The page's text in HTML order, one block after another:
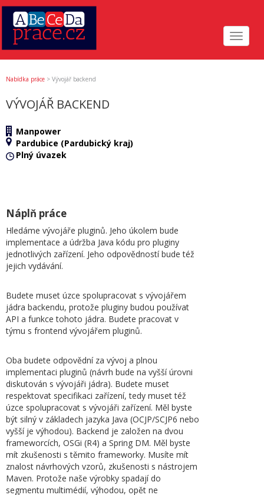
Toggle
Nabídka práce > Vývojář backend
VÝVOJÁŘ BACKEND
Manpower
Pardubice (Pardubický kraj)
Plný úvazek
Náplň práce
Hledáme vývojáře pluginů. Jeho úkolem bude
implementace a údržba Java kódu pro pluginy
jednotlivých zařízení. Jeho odpovědností bude též
jejich vydávání.
Budete muset úzce spolupracovat s vývojářem
jádra backendu, protože pluginy budou používat
API a funkce tohoto jádra. Budete pracovat v
týmu s frontend vývojářem pluginů.
Oba budete odpovědní za vývoj a plnou
implementaci pluginů (návrh bude na vyšší úrovni
diskutován s vývojáři jádra). Budete muset
respektovat specifikaci zařízení, tedy muset též
úzce spolupracovat s vývojáři zařízení. Měl byste
být silný v základech jazyka Java (OCJP/SCJP6 nebo
vyšší je výhodou). Backend je založen na dvou
frameworcích, OSGi (R4) a Spring DM. Měl byste
mít zkušenosti s těmito frameworky. Musíte mít
znalost návrhových vzorů, zkušenosti s nástrojem
Maven. Protože naše výrobky spadají do
segmentu multimédií, výhodou, opět ne